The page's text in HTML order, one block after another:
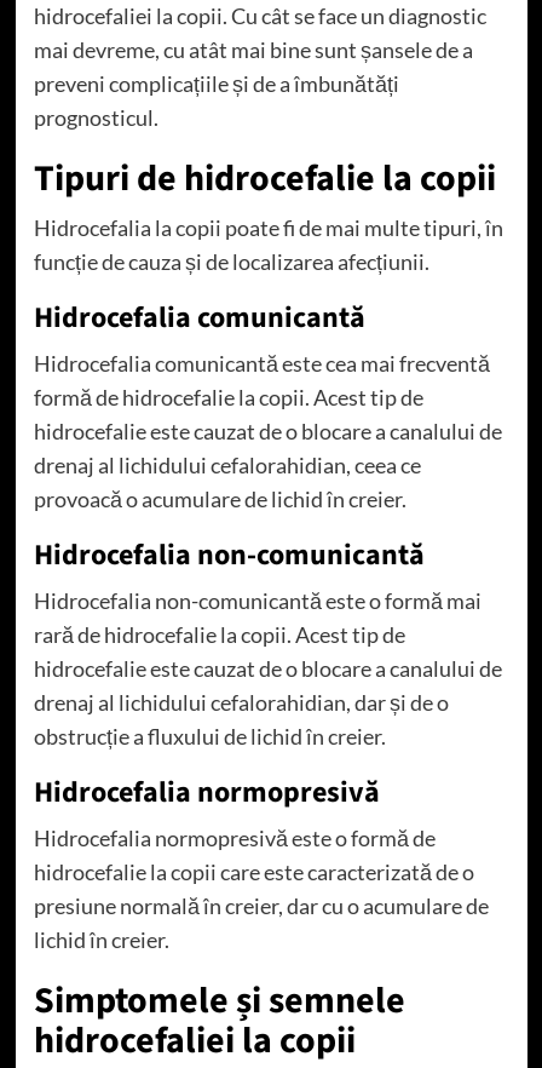
hidrocefaliei la copii. Cu cât se face un diagnostic
mai devreme, cu atât mai bine sunt șansele de a
preveni complicațiile și de a îmbunătăți
prognosticul.
Tipuri de hidrocefalie la copii
Hidrocefalia la copii poate fi de mai multe tipuri, în
funcție de cauza și de localizarea afecțiunii.
Hidrocefalia comunicantă
Hidrocefalia comunicantă este cea mai frecventă
formă de hidrocefalie la copii. Acest tip de
hidrocefalie este cauzat de o blocare a canalului de
drenaj al lichidului cefalorahidian, ceea ce
provoacă o acumulare de lichid în creier.
Hidrocefalia non-comunicantă
Hidrocefalia non-comunicantă este o formă mai
rară de hidrocefalie la copii. Acest tip de
hidrocefalie este cauzat de o blocare a canalului de
drenaj al lichidului cefalorahidian, dar și de o
obstrucție a fluxului de lichid în creier.
Hidrocefalia normopresivă
Hidrocefalia normopresivă este o formă de
hidrocefalie la copii care este caracterizată de o
presiune normală în creier, dar cu o acumulare de
lichid în creier.
Simptomele și semnele
hidrocefaliei la copii